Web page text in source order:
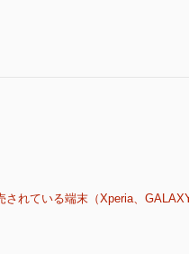
れている端末（Xperia、GALAXY